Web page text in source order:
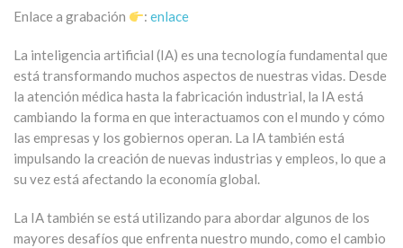
Enlace a grabación :enlace
La inteligencia artificial (IA) es una tecnología fundamental que
está transformando muchos aspectos de nuestras vidas. Desde
la atención médica hasta la fabricación industrial, la IA está
cambiando la forma en que interactuamos con el mundo y cómo
las empresas y los gobiernos operan. La IA también está
impulsando la creación de nuevas industrias y empleos, lo que a
su vez está afectando la economía global.
La IA también se está utilizando para abordar algunos de los
mayores desafíos que enfrenta nuestro mundo, como el cambio